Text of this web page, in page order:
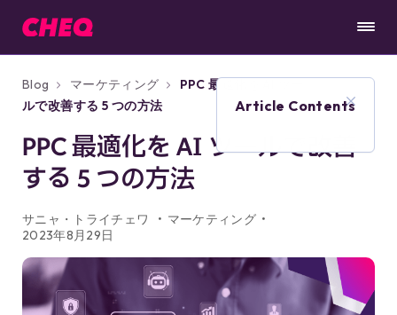
Blog マーケティング
PPC 最適化を AI ツー
ルで改善する 5 つの方法
PPC 最適化を AI ツールで改善
する 5 つの方法
サニャ・トライチェワ
マーケティング
2023年8月29日
Article Contents